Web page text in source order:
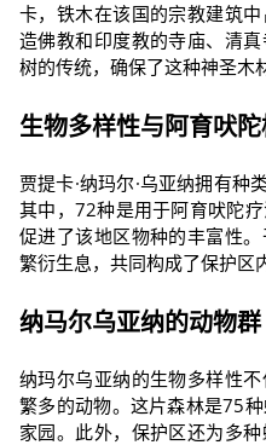
卡，铁木在该国的宗教建筑
造佛教和印度教的寺庙、清
树的传统，确保了这种神圣木
生物多样性与阿育吠
贾提卡·纳玛尔·乌亚纳拥有种
其中，72种是用于阿育吠陀
促进了该地区物种的丰富性
繁衍生息，共同构成了保护区
纳马尔乌亚纳的动物群
纳玛尔乌亚纳的生物多样性
繁多的动物。这片森林是75
家园。此外，保护区还为多